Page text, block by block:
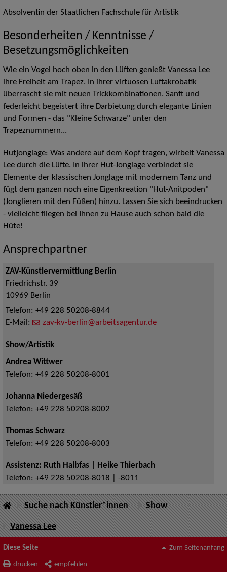
Absolventin der Staatlichen Fachschule für Artistik
Besonderheiten / Kenntnisse /
Besetzungsmöglichkeiten
Wie ein Vogel hoch oben in den Lüften genießt Vanessa Lee
ihre Freiheit am Trapez. In ihrer virtuosen Luftakrobatik
überrascht sie mit neuen Trickkombinationen. Sanft und
federleicht begeistert ihre Darbietung durch elegante Linien
und Formen - das "Kleine Schwarze" unter den
Trapeznummern...
Hutjonglage: Was andere auf dem Kopf tragen, wirbelt Vanessa
Lee durch die Lüfte. In ihrer Hut-Jonglage verbindet sie
Elemente der klassischen Jonglage mit modernem Tanz und
fügt dem ganzen noch eine Eigenkreation "Hut-Anitpoden"
(Jonglieren mit den Füßen) hinzu. Lassen Sie sich beeindrucken
- vielleicht fliegen bei Ihnen zu Hause auch schon bald die
Hüte!
Ansprechpartner
ZAV-Künstlervermittlung Berlin
Friedrichstr. 39
10969 Berlin
Telefon: +49 228 50208-8844
E-Mail:
zav-kv-berlin@arbeitsagentur.de
Show/Artistik
Andrea Wittwer
Telefon: +49 228 50208-8001
Johanna Niedergesäß
Telefon: +49 228 50208-8002
Thomas Schwarz
Telefon: +49 228 50208-8003
Assistenz: Ruth Halbfas | Heike Thierbach
Telefon: +49 228 50208-8018 | -8011
Suche nach Künstler*innen Show
Vanessa Lee
Diese Seite
drucken empfehlen
Zum Seitenanfang